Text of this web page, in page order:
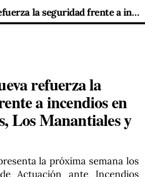
Sevilla la Nueva refuerza la seguridad frente a incendios en Los Cortijos, Los Manantiales y Valdelagua
refuerza la
a incendios en
Los Manantiales y
la próxima semana los
Actuación ante Incendios